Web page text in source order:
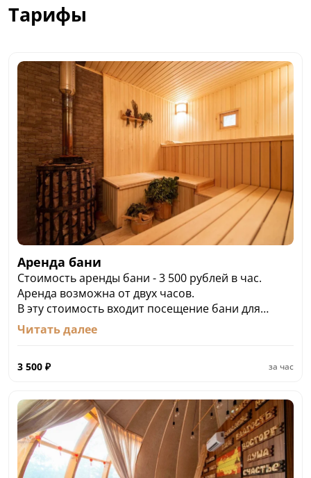
Тарифы
Аренда бани
Стоимость аренды бани - 3 500 рублей в час.
Аренда возможна от двух часов.
В эту стоимость входит посещение бани для
четырех человек.
Каждый дополнительный гость оплачивается
Максимальная вместимость бани единовременно
администратора можно приобрести банные
веники, скрабы, сенной матрас и подушку.
Также можно заказать эксклюзивную программу
парений с профессиональным банщиком.
Читать далее
3 500 ₽ за час